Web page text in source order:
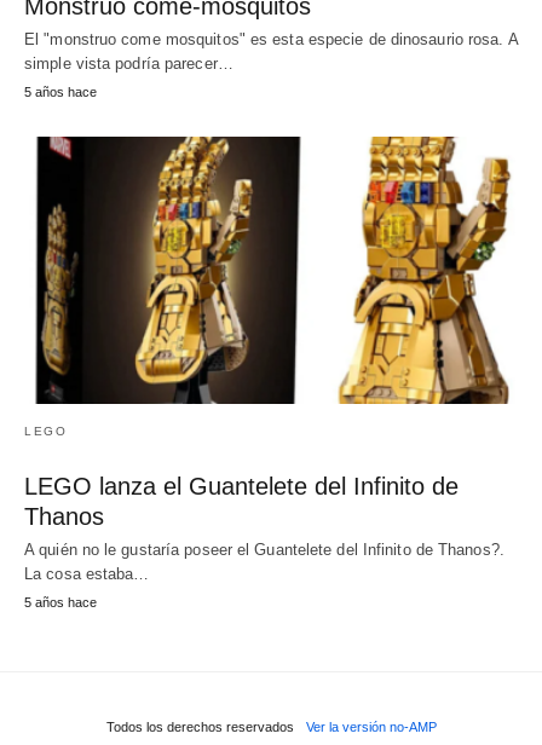
Monstruo come-mosquitos
El "monstruo come mosquitos" es esta especie de dinosaurio rosa. A
simple vista podría parecer…
5 años hace
LEGO
LEGO lanza el Guantelete del Infinito de
Thanos
A quién no le gustaría poseer el Guantelete del Infinito de Thanos?.
La cosa estaba…
5 años hace
Todos los derechos reservados Ver la versión no-AMP